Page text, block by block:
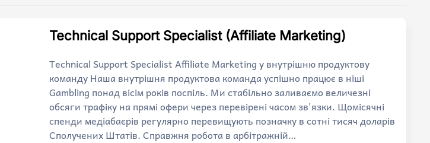
Technical Support Specialist (Affiliate Marketing)
Technical Support Specialist Affiliate Marketing у внутрішню продуктову
команду Наша внутрішня продуктова команда успішно працює в ніші
Gambling понад вісім років поспіль. Ми стабільно заливаємо величезні
обсяги трафіку на прямі офери через перевірені часом зв'язки. Щомісячні
спенди медіабаєрів регулярно перевищують позначку в сотні тисяч доларів
Сполучених Штатів. Справжня робота в арбітражній…